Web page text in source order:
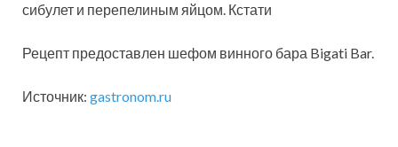
сибулет и перепелиным яйцом. Кстати
Рецепт предоставлен шефом винного бара Bigati Bar.
Источник: gastronom.ru